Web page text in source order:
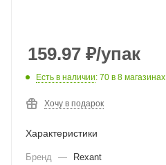
159.97 ₽/упак
Есть в наличии: 70 в 8 магазинах
Хочу в подарок
Характеристики
Бренд —
Rexant